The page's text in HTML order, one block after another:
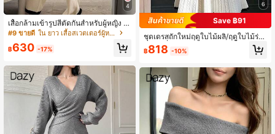
4
เสื้อกล้ามเข้ารูปสีตัดกันสำหรับผู้หญิง +
กางเกงถักขายาวเอวยางยืด, ชุดลำลอง
ฤดูร้อน, ชุดใส่ประจำวันทันสมัย, เรียบง่
ายสง่างาม
#9 ขายดี ใน ยาว เสื้อสเวตเตอร์ผู้หญิง
฿630 -17%
6
Save ฿91
ชุดเดรสถักใหม่ฤดูใบไม้ผลิ/ฤดูใบไม้ร่วง
2026 ที่หรูหรา ประกอบด้วยเสื้อสเวตเต
อร์คอโปโลปักลายผีเสื้อ และกระโปรงเอ
บไม้ร่วง
฿818 -10%